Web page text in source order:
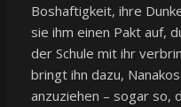
Boshaftigkeit, ihre
sie ihm einen Pakt auf,
der Schule mit ihr
bringt ihn dazu,
anzuziehen – sogar so,